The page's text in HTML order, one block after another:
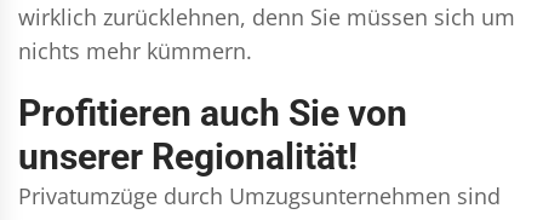
wirklich zurücklehnen, denn Sie müssen sich um
nichts mehr kümmern.
Profitieren auch Sie von
unserer Regionalität!
Privatumzüge durch Umzugsunternehmen sind